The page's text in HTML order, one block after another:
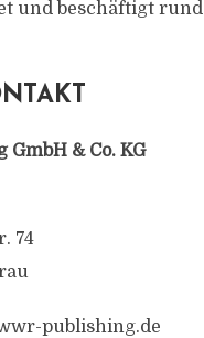
und beschäftigt rund
& Co. KG
74
publishing.de